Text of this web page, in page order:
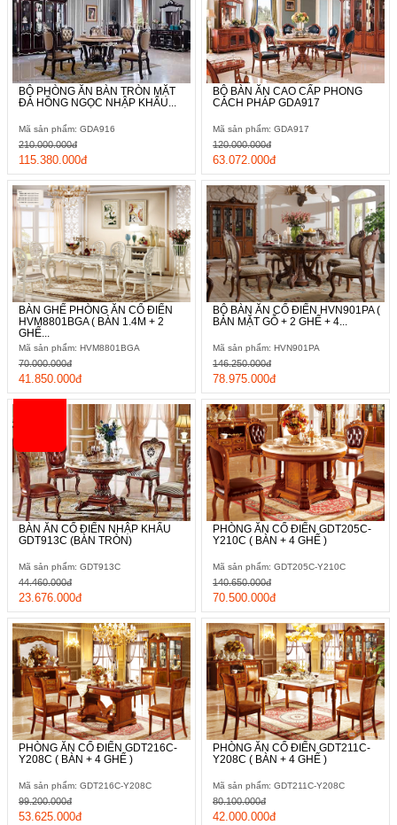
BỘ PHÒNG ĂN BÀN TRÒN MẶT
ĐÁ HỒNG NGỌC NHẬP KHẨU...
Mã sản phẩm: GDA916
115.380.000đ
210.000.000đ
BỘ BÀN ĂN CAO CẤP PHONG
CÁCH PHÁP GDA917
Mã sản phẩm: GDA917
63.072.000đ
120.000.000đ
BÀN GHẾ PHÒNG ĂN CỔ ĐIỂN
HVM8801BGA ( BÀN 1.4M + 2
GHẾ...
Mã sản phẩm: HVM8801BGA
41.850.000đ
70.000.000đ
BỘ BÀN ĂN CỔ ĐIỂN HVN901PA (
BÀN MẶT GỖ + 2 GHẾ + 4...
Mã sản phẩm: HVN901PA
78.975.000đ
146.250.000đ
BÀN ĂN CỔ ĐIỂN NHẬP KHẨU
GDT913C (BÀN TRÒN)
Mã sản phẩm: GDT913C
23.676.000đ
44.460.000đ
PHÒNG ĂN CỔ ĐIỂN GDT205C-
Y210C ( BÀN + 4 GHẾ )
Mã sản phẩm: GDT205C-Y210C
70.500.000đ
140.650.000đ
PHÒNG ĂN CỔ ĐIỂN GDT216C-
Y208C ( BÀN + 4 GHẾ )
Mã sản phẩm: GDT216C-Y208C
53.625.000đ
99.200.000đ
PHÒNG ĂN CỔ ĐIỂN GDT211C-
Y208C ( BÀN + 4 GHẾ )
Mã sản phẩm: GDT211C-Y208C
42.000.000đ
80.100.000đ